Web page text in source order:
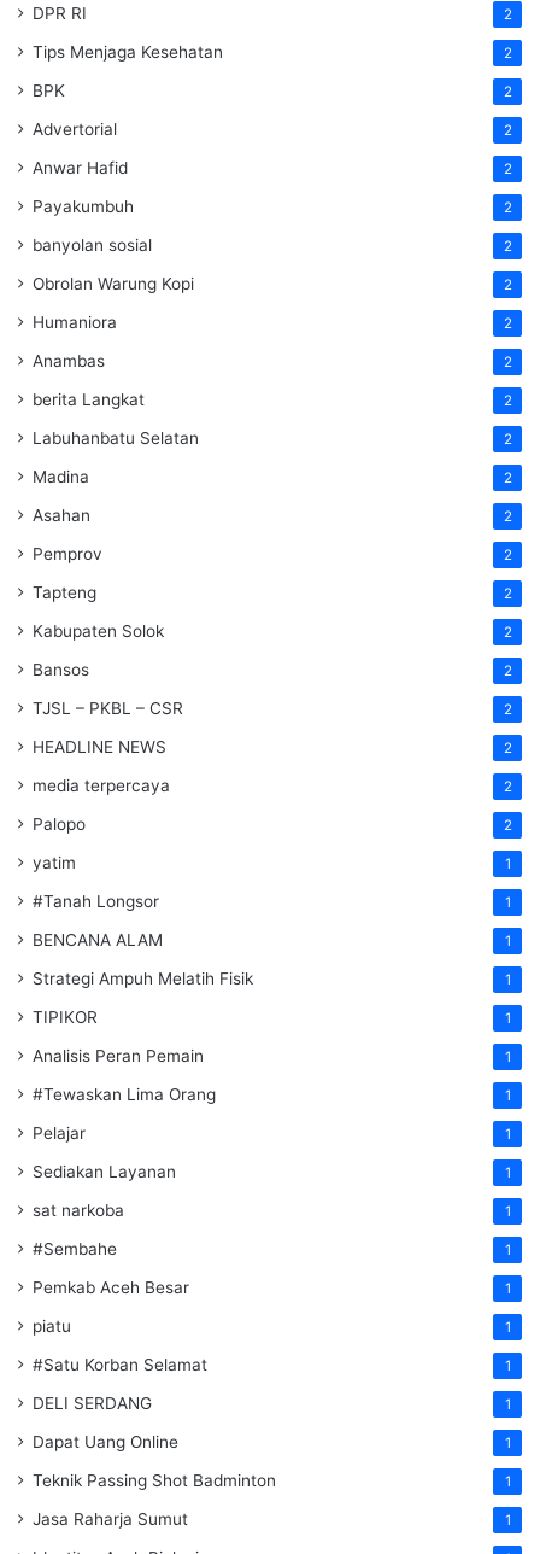
DPR RI 2
Tips Menjaga Kesehatan 2
BPK 2
Advertorial 2
Anwar Hafid 2
Payakumbuh 2
banyolan sosial 2
Obrolan Warung Kopi 2
Humaniora 2
Anambas 2
berita Langkat 2
Labuhanbatu Selatan 2
Madina 2
Asahan 2
Pemprov 2
Tapteng 2
Kabupaten Solok 2
Bansos 2
TJSL – PKBL – CSR 2
HEADLINE NEWS 2
media terpercaya 2
Palopo 2
yatim 1
#Tanah Longsor 1
BENCANA ALAM 1
Strategi Ampuh Melatih Fisik 1
TIPIKOR 1
Analisis Peran Pemain 1
#Tewaskan Lima Orang 1
Pelajar 1
Sediakan Layanan 1
sat narkoba 1
#Sembahe 1
Pemkab Aceh Besar 1
piatu 1
#Satu Korban Selamat 1
DELI SERDANG 1
Dapat Uang Online 1
Teknik Passing Shot Badminton 1
Jasa Raharja Sumut 1